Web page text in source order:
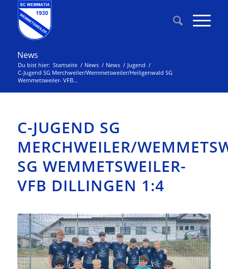
News
Du bist hier: Startseite / News / News / Jugend /
C-Jugend SG Merchweiler/Wemmetsweiler/Heiligenwald SG
Wemmetsweiler- VFB...
C-JUGEND SG
MERCHWEILER/
SG WEMMETSWEILER-
VFB DILLINGEN 1:4